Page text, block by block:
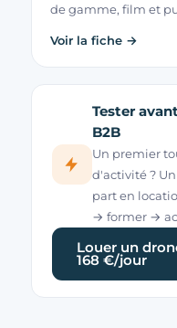
de gamme, film et
Voir la fiche →
Tester
B2B
Un premier
d'activité ?
part en
→ former →
Louer un
168 €/jour